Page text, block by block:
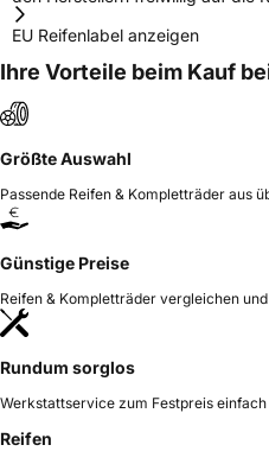
EU Reifenlabel anzeigen
Ihre Vorteile beim Kauf
Größte Auswahl
Passende Reifen & Kompletträder aus
Günstige Preise
Reifen & Kompletträder vergleichen
Rundum sorglos
Werkstattservice zum Festpreis
Reifen